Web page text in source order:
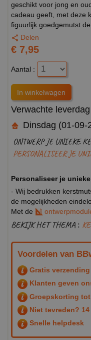
geschikt voor jong en
cadeau geeft, met deze
figuurlijk goedgemutst
Delen
€ 7,95
Aantal :
Verwachte
Dinsdag (01-09-
ONTWERP JE UNIEKE
PERSONALISEER JE
Personaliseer je
- Wij bedrukken
de mogelijkheden
Met de
BEKIJK HET THEMA :
Voordelen van
Gratis verzending
Klanten geven
Groepskorting tot
Niet tevreden?
Snelle helpdesk